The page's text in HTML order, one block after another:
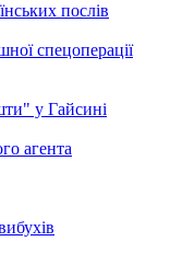
послів
спецоперації
у Гайсині
агента